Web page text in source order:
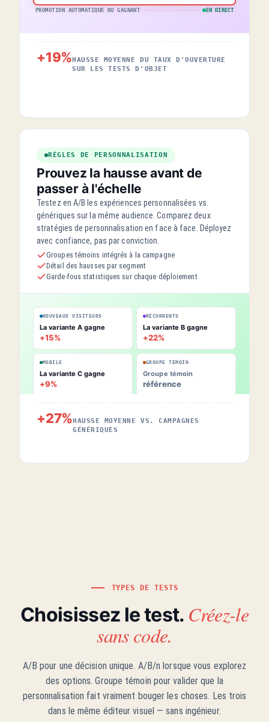
PROMOTION AUTOMATIQUE DU GAGNANT EN DIRECT
+19%HAUSSE MOYENNE DU TAUX D'OUVERTURE
SUR LES TESTS D'OBJET
RÈGLES DE PERSONNALISATION
Prouvez la hausse avant de
passer à l'échelle
Testez en A/B les expériences personnalisées vs.
génériques sur la même audience. Comparez deux
stratégies de personnalisation en face à face. Déployez
avec confiance, pas par conviction.
Groupes témoins intégrés à la campagne
Détail des hausses par segment
Garde-fous statistiques sur chaque déploiement
NOUVEAUX VISITEURS
La variante A gagne
+15%
RÉCURRENTS
La variante B gagne
+22%
MOBILE
La variante C gagne
+9%
GROUPE TÉMOIN
Groupe témoin
référence
+27%HAUSSE MOYENNE VS. CAMPAGNES
GÉNÉRIQUES
TYPES DE TESTS
Choisissez le test. Créez-le
sans code.
A/B pour une décision unique. A/B/n lorsque vous explorez
des options. Groupe témoin pour valider que la
personnalisation fait vraiment bouger les choses. Les trois
dans le même éditeur visuel — sans ingénieur.